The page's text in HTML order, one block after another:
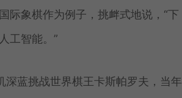
际象棋作为例子，挑衅式地说，“下
工智能。”
蓝挑战世界棋王卡斯帕罗夫，当年